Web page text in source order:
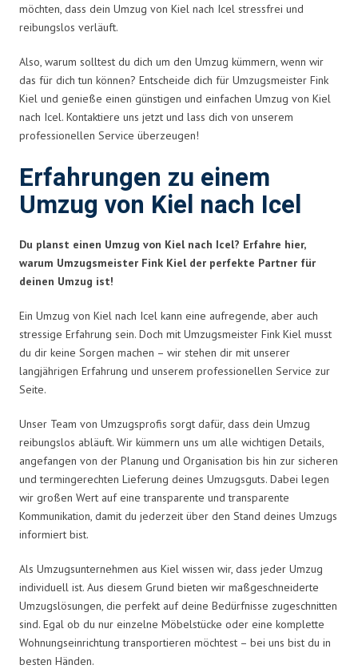
möchten, dass dein Umzug von Kiel nach Icel stressfrei und
reibungslos verläuft.
Also, warum solltest du dich um den Umzug kümmern, wenn wir
das für dich tun können? Entscheide dich für Umzugsmeister Fink
Kiel und genieße einen günstigen und einfachen Umzug von Kiel
nach Icel. Kontaktiere uns jetzt und lass dich von unserem
professionellen Service überzeugen!
Erfahrungen zu einem
Umzug von Kiel nach Icel
Du planst einen Umzug von Kiel nach Icel? Erfahre hier,
warum Umzugsmeister Fink Kiel der perfekte Partner für
deinen Umzug ist!
Ein Umzug von Kiel nach Icel kann eine aufregende, aber auch
stressige Erfahrung sein. Doch mit Umzugsmeister Fink Kiel musst
du dir keine Sorgen machen – wir stehen dir mit unserer
langjährigen Erfahrung und unserem professionellen Service zur
Seite.
Unser Team von Umzugsprofis sorgt dafür, dass dein Umzug
reibungslos abläuft. Wir kümmern uns um alle wichtigen Details,
angefangen von der Planung und Organisation bis hin zur sicheren
und termingerechten Lieferung deines Umzugsguts. Dabei legen
wir großen Wert auf eine transparente und transparente
Kommunikation, damit du jederzeit über den Stand deines Umzugs
informiert bist.
Als Umzugsunternehmen aus Kiel wissen wir, dass jeder Umzug
individuell ist. Aus diesem Grund bieten wir maßgeschneiderte
Umzugslösungen, die perfekt auf deine Bedürfnisse zugeschnitten
sind. Egal ob du nur einzelne Möbelstücke oder eine komplette
Wohnungseinrichtung transportieren möchtest – bei uns bist du in
besten Händen.